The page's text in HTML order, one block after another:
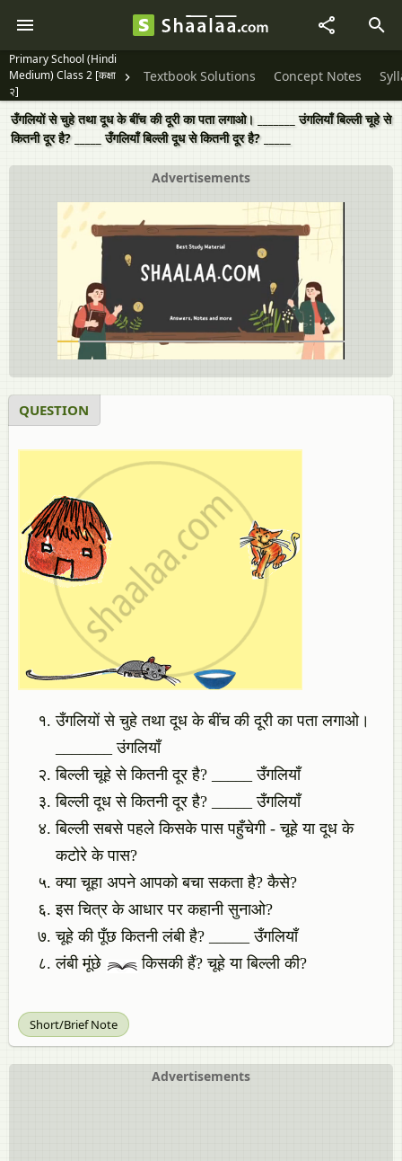
Primary School (Hindi
Medium) Class 2 [कक्षा
२]
Textbook Solutions Concept Notes
उँगलियों से चुहे तथा दूध के बींच की दूरी का पता लगाओ। _______ उंगलियाँ बिल्ली चूहे से
कितनी दूर है? _____ उँगलियाँ बिल्ली दूध से कितनी दूर है? _____
Advertisements
QUESTION
उँगलियों से चुहे तथा दूध के बींच की दूरी का पता लगाओ।
_______ उंगलियाँ
बिल्ली चूहे से कितनी दूर है? _____ उँगलियाँ
बिल्ली दूध से कितनी दूर है? _____ उँगलियाँ
बिल्ली सबसे पहले किसके पास पहुँचेगी - चूहे या दूध के
कटोरे के पास?
क्या चूहा अपने आपको बचा सकता है? कैसे?
इस चित्र के आधार पर कहानी सुनाओ?
चूहे की पूँछ कितनी लंबी है? _____ उँगलियाँ
लंबी मूंछे
किसकी हैं? चूहे या बिल्ली की?
Short/Brief Note
Advertisements